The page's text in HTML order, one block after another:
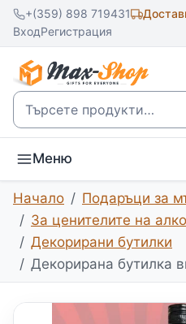
+(359) 898 719431
ВходРегистрация
Търсене
Меню
Начало Подаръци за
За ценителите на
Декорирани бутилки
Декорирана бутилка